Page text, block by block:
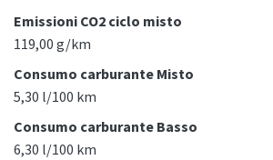
Emissioni CO2 ciclo misto
119,00 g/km
Consumo carburante Misto
5,30 l/100 km
Consumo carburante Basso
6,30 l/100 km